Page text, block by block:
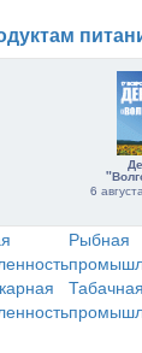
6
Рыбная
Табачная